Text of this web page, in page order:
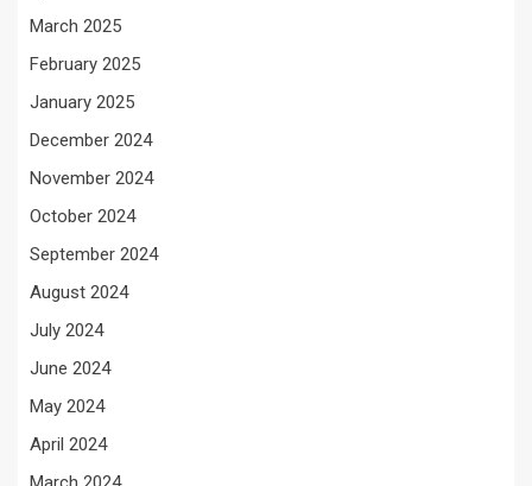
March 2025
February 2025
January 2025
December 2024
November 2024
October 2024
September 2024
August 2024
July 2024
June 2024
May 2024
April 2024